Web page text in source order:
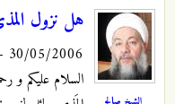
الإسلامي
هل نزول
30/05/2006 - 17:04
السلام عليكم و